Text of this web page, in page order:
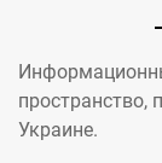
пространство,
Украине.